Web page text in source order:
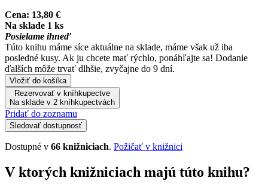
Cena: 13,80 €
Na sklade 1 ks
Posielame ihneď
Túto knihu máme síce aktuálne na sklade, máme však už iba
posledné kusy. Ak ju chcete mať rýchlo, ponáhľajte sa! Dodanie
ďalších môže trvať dlhšie, zvyčajne do 9 dní.
Vložiť do košíka
Rezervovať v kníhkupectve
Na sklade v 2 kníhkupectvách
Pridať do zoznamu
Sledovať dostupnosť
Dostupné v 66 knižniciach. Požičať v knižnici
V ktorých knižniciach majú túto knihu?